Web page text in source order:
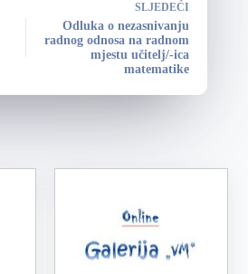
SLJEDEĆI
Odluka o nezasnivanju
radnog odnosa na radnom
mjestu učitelj/-ica
matematike